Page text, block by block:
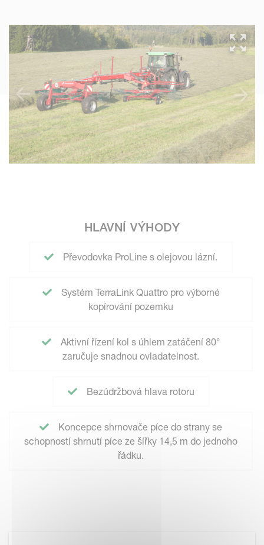
HLAVNÍ VÝHODY
Převodovka ProLine s olejovou lázní.
Systém TerraLink Quattro pro výborné
kopírování pozemku
Aktivní řízení kol s úhlem zatáčení 80°
zaručuje snadnou ovladatelnost.
Bezúdržbová hlava rotoru
Koncepce shrnovače píce do strany se
schopností shrnutí píce ze šířky 14,5 m do jednoho
řádku.